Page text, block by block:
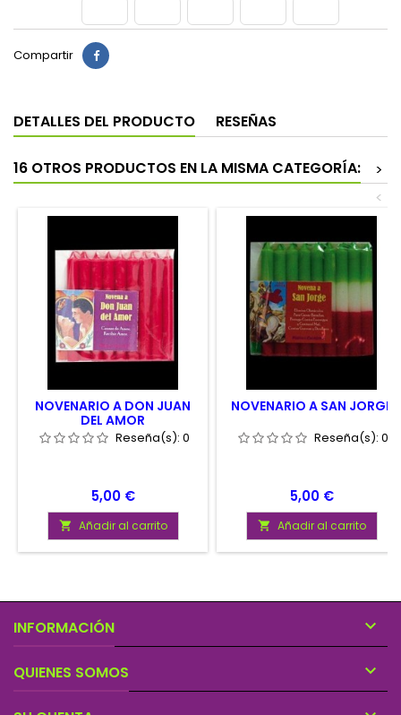
Compartir
DETALLES DEL PRODUCTO RESEÑAS
16 OTROS PRODUCTOS EN LA MISMA CATEGORÍA:
>
<
NOVENARIO A DON JUAN
DEL AMOR
Reseña(s): 0
Precio
5,00 €
 Añadir al carrito
NOVENARIO A SAN JORGE
Reseña(s): 0
Precio
5,00 €
 Añadir al carrito
INFORMACIÓN 
QUIENES SOMOS 